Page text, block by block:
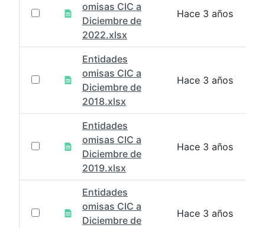
omisas CIC a
Diciembre de
2022.xlsx
Hace 3 años
Entidades
omisas CIC a
Diciembre de
2018.xlsx
Hace 3 años
Entidades
omisas CIC a
Diciembre de
2019.xlsx
Hace 3 años
Entidades
omisas CIC a
Diciembre de
Hace 3 años